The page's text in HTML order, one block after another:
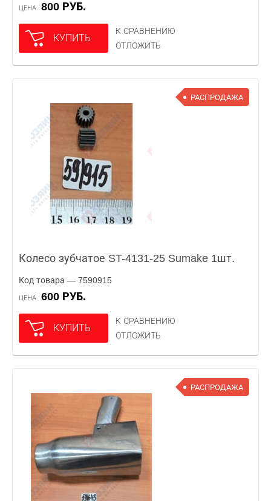
ЦЕНА 800 РУБ.
КУПИТЬ
К СРАВНЕНИЮ
ОТЛОЖИТЬ
РАСПРОДАЖА
Колесо зубчатое ST-4131-25 Sumake 1шт.
Код товара — 7590915
ЦЕНА 600 РУБ.
КУПИТЬ
К СРАВНЕНИЮ
ОТЛОЖИТЬ
РАСПРОДАЖА